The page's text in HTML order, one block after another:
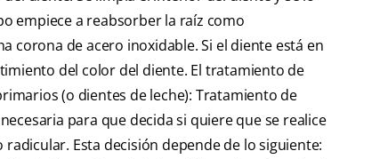
empiece a reabsorber la raíz como
corona de acero inoxidable. Si el diente está en
del color del diente. El tratamiento de
(o dientes de leche): Tratamiento de
para que decida si quiere que se realice
Esta decisión depende de lo siguiente: